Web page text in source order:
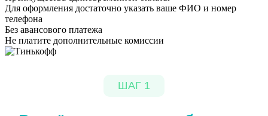
Для оформления достаточно указать ваше ФИО и номер
телефона
Без авансового платежа
Не платите дополнительные комиссии